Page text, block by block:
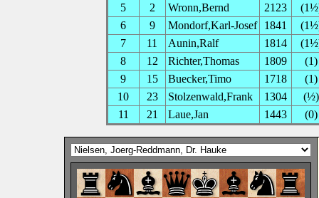
5
2 Wronn,Bernd 2123
6
9 Mondorf,Karl-Josef 1841
7
11 Aunin,Ralf 1814
8
12 Richter,Thomas 1809
(1)
9
15 Buecker,Timo 1718
(1)
10
23 Stolzenwald,Frank 1304
(½)
11
21 Laue,Jan 1443 (0)